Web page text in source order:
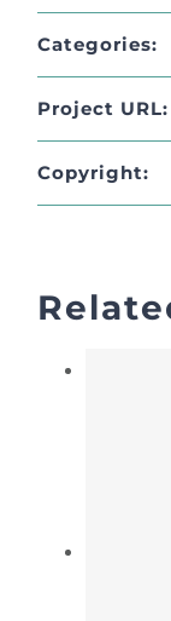
Categories:
Project URL:
Copyright: